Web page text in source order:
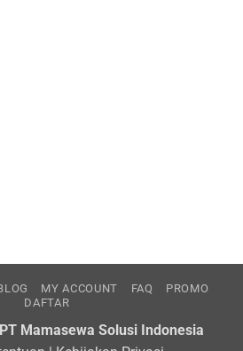
MY ACCOUNT FAQ
PROMO
DAFTAR
PT Mamasewa Solusi Indonesia